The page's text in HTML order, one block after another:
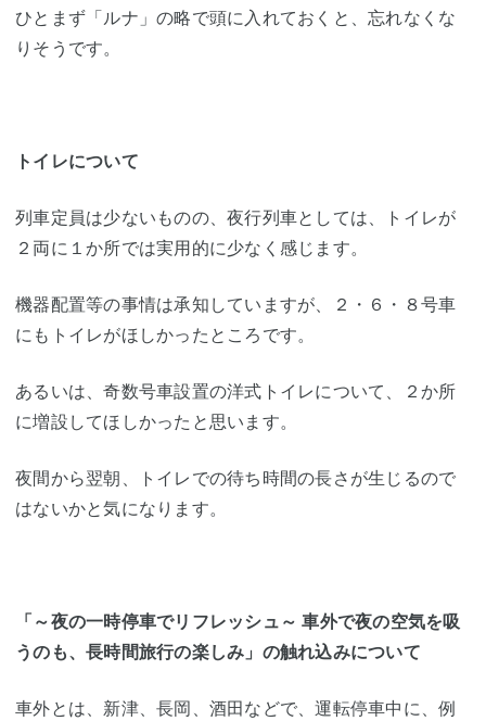
ひとまず「ルナ」の略で頭に入れておくと、忘れなくな
りそうです。
トイレについて
列車定員は少ないものの、夜行列車としては、トイレが
２両に１か所では実用的に少なく感じます。
機器配置等の事情は承知していますが、２・６・８号車
にもトイレがほしかったところです。
あるいは、奇数号車設置の洋式トイレについて、２か所
に増設してほしかったと思います。
夜間から翌朝、トイレでの待ち時間の長さが生じるので
はないかと気になります。
「～夜の一時停車でリフレッシュ～ 車外で夜の空気を吸
うのも、長時間旅行の楽しみ」の触れ込みについて
車外とは、新津、長岡、酒田などで、運転停車中に、例